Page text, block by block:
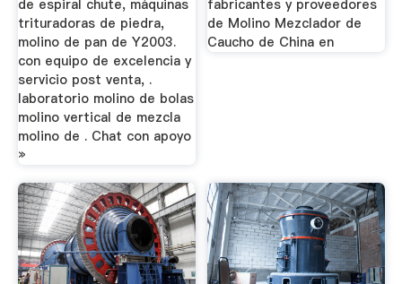
de espiral chute, máquinas
trituradoras de piedra,
molino de pan de Y2003.
con equipo de excelencia y
servicio post venta, .
laboratorio molino de bolas
molino vertical de mezcla
molino de . Chat con apoyo
»
fabricantes y proveedores
de Molino Mezclador de
Caucho de China en